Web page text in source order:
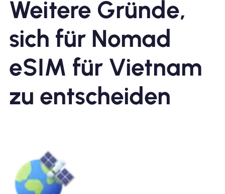
Weitere Gründe,
sich für Nomad
eSIM für Vietnam
zu entscheiden